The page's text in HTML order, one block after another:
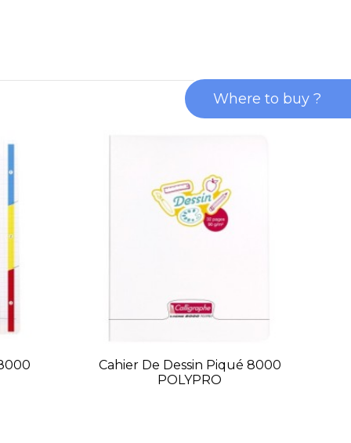
Cahier De Dessin Piqué 8000
POLYPRO
Where to buy ?